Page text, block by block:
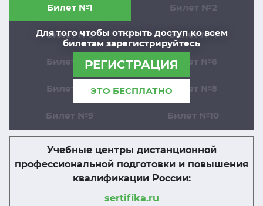
Для того чтобы открыть доступ ко всем
билетам зарегистрируйтесь
РЕГИСТРАЦИЯ
ЭТО БЕСПЛАТНО
Билет №1 Билет №2
Билет №3 Билет №4
Билет №5 Билет №6
Билет №7 Билет №8
Билет №9 Билет №10
Учебные центры дистанционной
профессиональной подготовки и повышения
квалификации России:
sertifika.ru